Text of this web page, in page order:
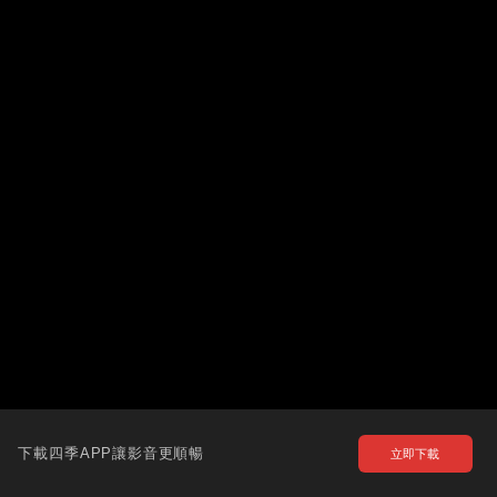
下載四季APP讓影音更順暢 立即下載